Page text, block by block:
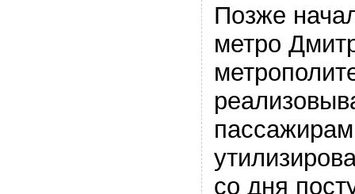
Позже
метро
со дня